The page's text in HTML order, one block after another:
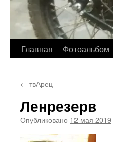
Перейти
содержимому
Главная Фотоальбом
← твАрец
Ленрезерв
Опубликовано 12 мая 2019